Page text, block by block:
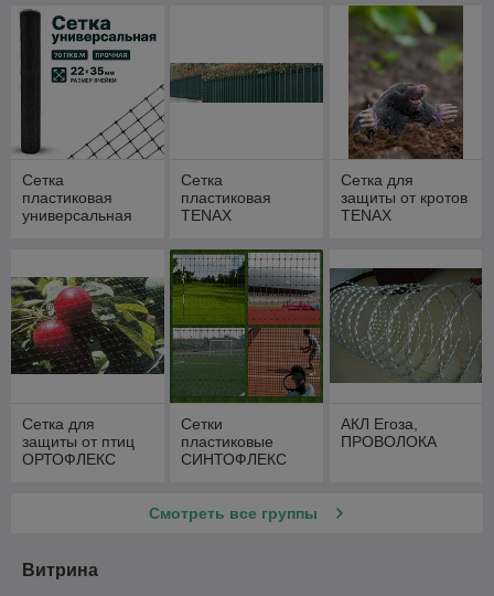
Сетка
пластиковая
универсальная
Сетка
пластиковая
TENAX
Сетка для
защиты от кротов
TENAX
Сетка для
защиты от птиц
ОРТОФЛЕКС
Сетки
пластиковые
СИНТОФЛЕКС
АКЛ Егоза,
ПРОВОЛОКА
Смотреть все группы
Витрина